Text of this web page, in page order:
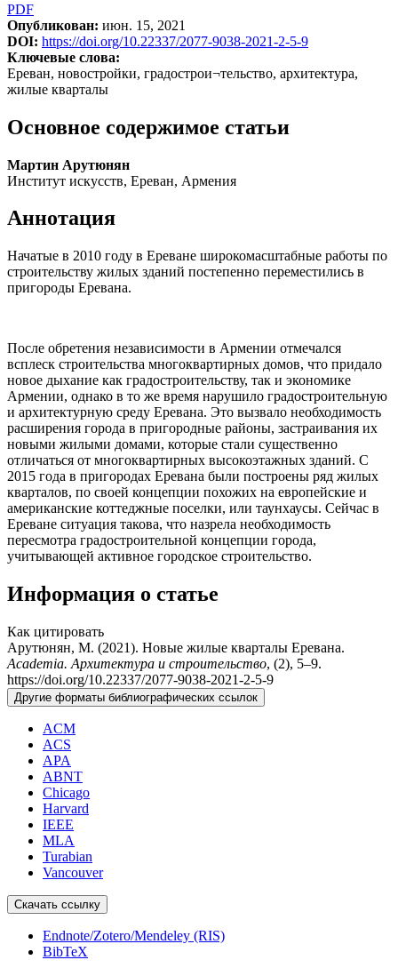
PDF
Опубликован: июн. 15, 2021
DOI: https://doi.org/10.22337/2077-9038-2021-2-5-9
Ключевые слова:
Ереван, новостройки, градострои¬тельство, архитектура,
жилые кварталы
Основное содержимое статьи
Мартин Арутюнян
Институт искусств, Ереван, Армения
Аннотация
Начатые в 2010 году в Ереване широкомасштабные работы по
строительству жилых зданий постепенно пере­местились в
пригороды Еревана.
После обретения независимости в Армении отмечал­ся
всплеск строительства многоквартирных домов, что придало
новое дыхание как градостроительству, так и экономике
Армении, однако в то же время нарушило градо­строительную
и архитектурную среду Еревана. Это вызвало необходимость
расширения города в пригородные районы, застраивания их
новыми жилыми домами, которые стали существенно
отличаться от многоквартирных высокоэтажных зданий. С
2015 года в пригородах Еревана были постро­ены ряд жилых
кварталов, по своей концепции похожих на европейские и
американские коттеджные поселки, или таунхаусы. Сейчас в
Ереване ситуация такова, что назрела необходимость
пересмотра градостроительной концепции города,
учитывающей активное городское строительство.
Информация о статье
Как цитировать
Арутюнян, М. (2021). Новые жилые кварталы Еревана.
Academia. Архитектура и строительство, (2), 5–9.
https://doi.org/10.22337/2077-9038-2021-2-5-9
Другие форматы библиографических ссылок
ACM
ACS
APA
ABNT
Chicago
Harvard
IEEE
MLA
Turabian
Vancouver
Скачать ссылку
Endnote/Zotero/Mendeley (RIS)
BibTeX